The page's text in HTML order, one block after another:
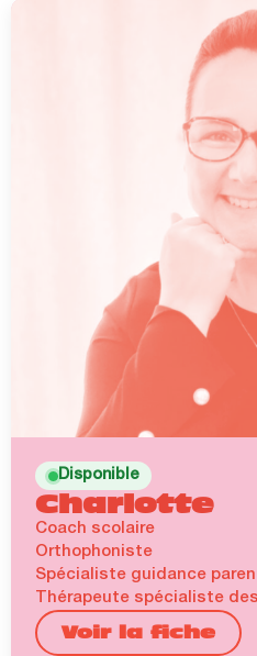
Disponible
Charlotte
Coach scolaire
Orthophoniste
Spécialiste guidance
Thérapeute spécialiste
Voir la fiche